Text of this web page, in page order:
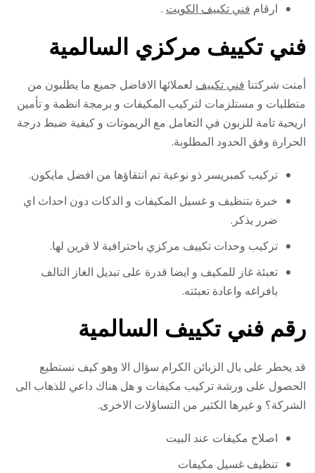
ارقام فني تكييف الكويت .
فني تكييف مركزي السالمية
أمنت شركتنا فني تكييف لعملائها الافاضل جميع ما يطلبون من
متطلبات و مستلزمات لتركيب المكيفات و برمجة انظمة و تأمين
اريحية تامة للزبون في التعامل مع الريموتات و كيفية ضبط درجة
الحرارة وفق الحدود المطلوبة.
تركيب كمبريسر ذو نوعية تم انتقاؤها من افضل مايكون.
خبرة بتنظيف و غسيل المكيفات و الدكات دون احداث اي
ضرر يذكر.
تركيب وحدات تكييف مركزي باحترافية لا قرين لها.
تعبئة غاز للمكيف و ايضا قدرة على تبديل الغاز التالف
بافراغه واعادة تعبئته.
رقم فني تكييف السالمية
قد يخطر على بال الزبائن الكرام سؤال الا وهو كيف نستطيع
الحصول على ورشة تركيب مكيفات و هل هناك داعي للذهاب الى
الشركة؟ و غيرها الكثير من التساؤلات الاخرى.
اصلاح مكيفات عند البيت
تنظيف غسيل مكيفات